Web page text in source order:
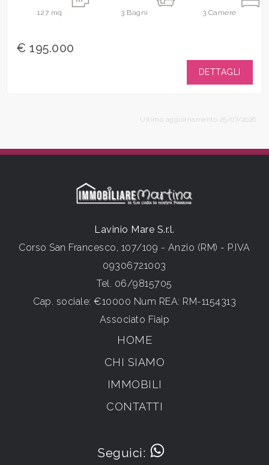
127 mq 3 Bagni 3 Camere
€ 195.000
DETTAGLI
Ultimo aggiornamento 25/07/2026
Lavinio Mare S.r.l.
Corso San Francesco, 107/109 - Anzio (RM) - P.IVA
09306721003
Tel. 06/9815705
Cap. sociale: €10000 Num REA: RM-1154313
Associato Fiaip
HOME
CHI SIAMO
IMMOBILI
CONTATTI
Seguici: